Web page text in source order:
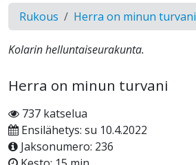
Rukous Herra on minun turvani
Kolarin helluntaiseurakunta.
Herra on minun turvani
737 katselua
Ensilähetys: su 10.4.2022
Jaksonumero: 236